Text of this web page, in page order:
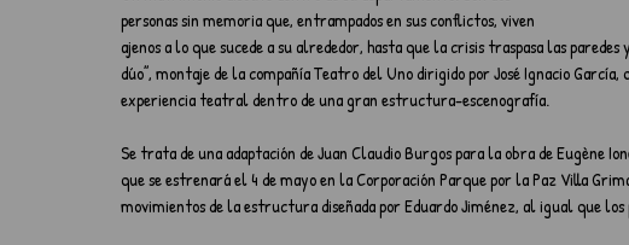
personas sin memoria que, entrampados en sus conflictos, viven
ajenos a lo que sucede a su alrededor, hasta que la crisis traspasa las
dúo”, montaje de la compañía Teatro del Uno dirigido por José Ignacio
experiencia teatral dentro de una gran estructura-escenografía.
Se trata de una adaptación de Juan Claudio Burgos para la obra de Eugène
que se estrenará el 4 de mayo en la Corporación Parque por la Paz Villa
movimientos de la estructura diseñada por Eduardo Jiménez, al igual que